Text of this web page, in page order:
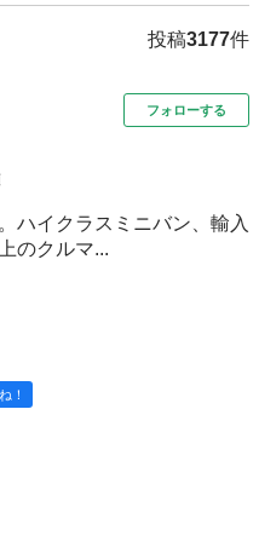
投稿3177件
フォローする
ハイクラスミニバン、輸入
のクルマ...
！